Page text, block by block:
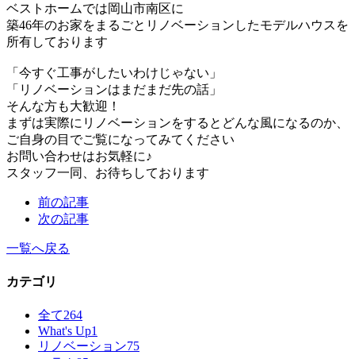
ベストホームでは岡山市南区に
築46年のお家をまるごとリノベーションしたモデルハウスを
所有しております
「今すぐ工事がしたいわけじゃない」
「リノベーションはまだまだ先の話」
そんな方も大歓迎！
まずは実際にリノベーションをするとどんな風になるのか、
ご自身の目でご覧になってみてください
お問い合わせはお気軽に♪
スタッフ一同、お待ちしております
前の記事
次の記事
一覧へ戻る
カテゴリ
全て264
What's Up1
リノベーション75